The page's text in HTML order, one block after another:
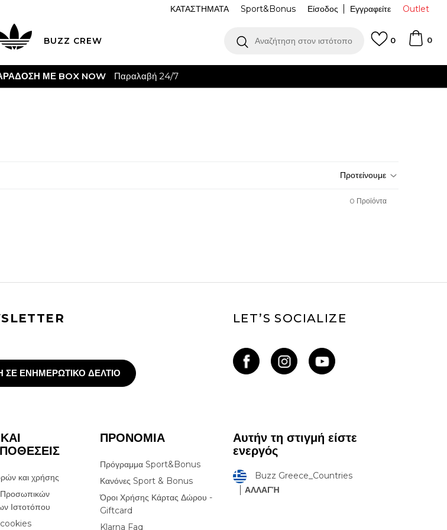
Outlet
Είσοδος Εγγραφείτε
ΚΑΤΑΣΤΗΜΑΤΑ Sport&Bonus
BUZZ CREW Αναζήτηση στον ιστότοπο 0
0
ΜΕ BOX NOW Παραλαβή 24/7
0 Προϊόντα
ΕΝΗΜΕΡΩΤΙΚΟ ΔΕΛΤΙΟ
LET’S SOCIALIZE
και χρήσης
Προσωπικών
Ιστοτόπου
cookies
ΠΡΟΝΟΜΙΑ
Πρόγραμμα Sport&Bonus
Κανόνες Sport & Bonus
Όροι Χρήσης Κάρτας Δώρου -
Giftcard
Klarna Faq
Αυτήν τη στιγμή είστε
ενεργός
Buzz Greece_Countries
ΑΛΛΑΓΉ